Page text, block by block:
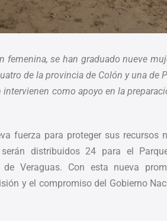
femenina, se han graduado nueve
de la provincia de Colón y una de
como apoyo en la
fuerza para proteger sus recursos
serán distribuidos 24 para el
Veraguas. Con esta nueva
y el compromiso del Gobierno